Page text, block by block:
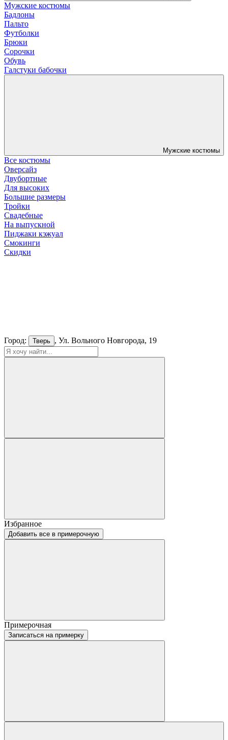
Мужские костюмы
Бадлоны
Пальто
Футболки
Брюки
Сорочки
Обувь
Галстуки бабочки
Мужские костюмы
Все костюмы
Оверсайз
Двубортные
Для высоких
Большие размеры
Тройки
Свадебные
На выпускной
Пиджаки кэжуал
Смокинги
Скидки
Город: Тверь , Ул. Вольного Новгорода, 19
Избранное
Добавить все в примерочную
Примерочная
Записаться на примерку